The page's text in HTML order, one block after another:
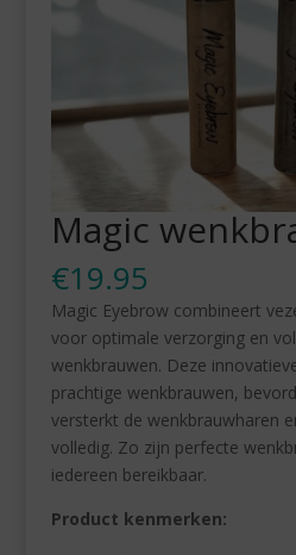
Magic
€19.95
Magic Eyebrow combineert
voor optimale verzorging en
wenkbrauwen. Deze
prachtige wenkbrauwen,
versterkt de wenkbrauwharen
volledig. Zo zijn perfecte
iedereen bereikbaar.
Product kenmerken: